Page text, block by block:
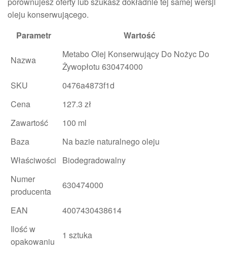
oleju konserwującego.
Parametr
Wartość
Nazwa
Metabo Olej Konserwujący Do Nożyc Do
Żywopłotu 630474000
SKU
0476a4873f1d
Cena
127.3 zł
Zawartość
100 ml
Baza
Na bazie naturalnego oleju
Właściwości
Biodegradowalny
Numer
producenta
630474000
EAN
4007430438614
Ilość w
opakowaniu
1 sztuka